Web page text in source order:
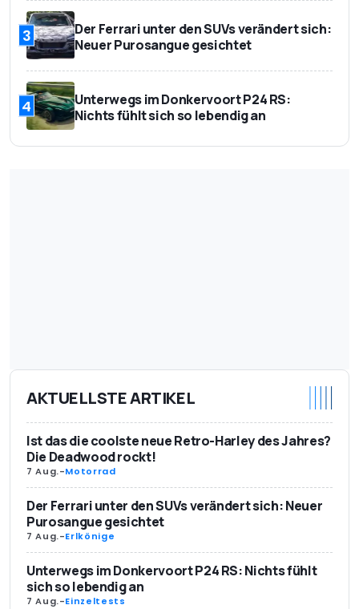
3
Der Ferrari unter den SUVs verändert sich:
Neuer Purosangue gesichtet
4
Unterwegs im Donkervoort P24 RS:
Nichts fühlt sich so lebendig an
AKTUELLSTE ARTIKEL
Ist das die coolste neue Retro-Harley des Jahres?
Die Deadwood rockt!
7 Aug.-Motorrad
Der Ferrari unter den SUVs verändert sich: Neuer
Purosangue gesichtet
7 Aug.-Erlkönige
Unterwegs im Donkervoort P24 RS: Nichts fühlt
sich so lebendig an
7 Aug.-Einzeltests